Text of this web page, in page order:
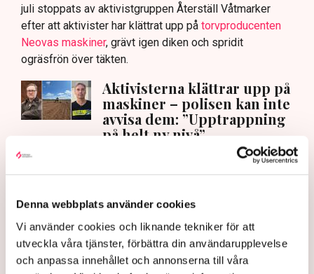
Denna webbplats använder cookies
Vi använder cookies och liknande tekniker för att
utveckla våra tjänster, förbättra din användarupplevelse
och anpassa innehållet och annonserna till våra
juli stoppats av aktivistgruppen Återställ Våtmarker
efter att aktivister har klättrat upp på torvproducenten
Neovas maskiner, grävt igen diken och spridit
ogräsfrön över täkten.
Aktivisterna klättrar upp på
maskiner – polisen kan inte
avvisa dem: ”Upptrappning
på helt ny nivå”
Torvtäkten i Grimsås har stoppats av aktivister
sedan 28 juli.
Polisen kritiseras för bristande agerande vid
aktionerna.